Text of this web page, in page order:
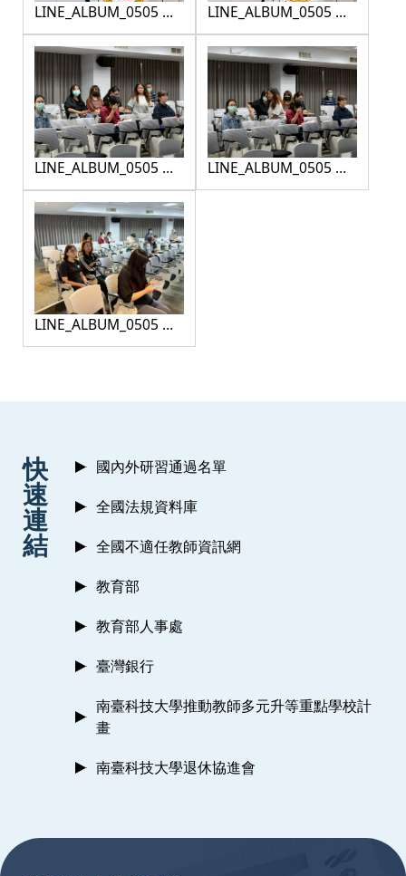
LINE_ALBUM_0505 公
文寫作研習_260507_4
LINE_ALBUM_0505 公
文寫作研習_260507_5
LINE_ALBUM_0505 公
文寫作研習_260507_7
LINE_ALBUM_0505 公
文寫作研習_260507_8
LINE_ALBUM_0505 公
文寫作研習_260507_9
快
速
連
結
國內外研習通過名單
全國法規資料庫
全國不適任教師資訊網
教育部
教育部人事處
臺灣銀行
南臺科技大學推動教師多元升等重點學校計
畫
南臺科技大學退休協進會